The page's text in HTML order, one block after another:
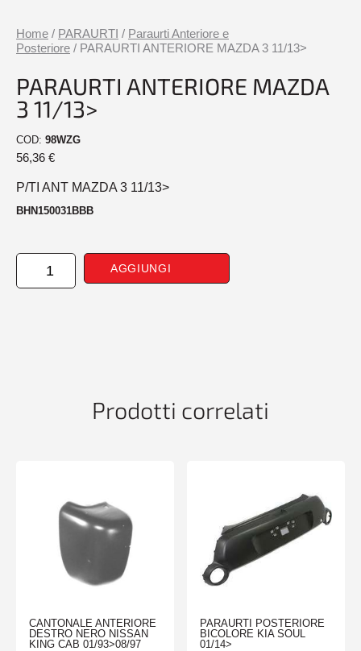
Home / PARAURTI / Paraurti Anteriore e
Posteriore / PARAURTI ANTERIORE MAZDA 3 11/13>
PARAURTI ANTERIORE MAZDA
3 11/13>
COD: 98WZG
56,36 €
P/TI ANT MAZDA 3 11/13>
BHN150031BBB
PARAURTI
ANTERIORE
AGGIUNGI
Prodotti correlati
CANTONALE ANTERIORE
DESTRO NERO NISSAN
KING CAB 01/93>08/97
PARAURTI POSTERIORE
BICOLORE KIA SOUL
01/14>